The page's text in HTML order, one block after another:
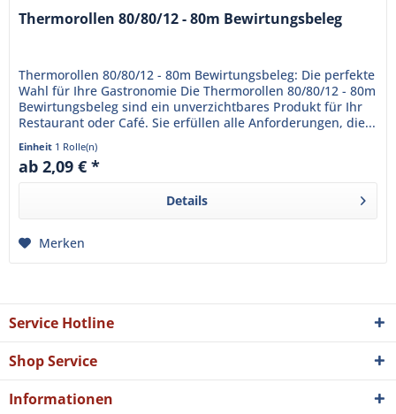
Thermorollen 80/80/12 - 80m Bewirtungsbeleg
Thermorollen 80/80/12 - 80m Bewirtungsbeleg: Die perfekte
Wahl für Ihre Gastronomie Die Thermorollen 80/80/12 - 80m
Bewirtungsbeleg sind ein unverzichtbares Produkt für Ihr
Restaurant oder Café. Sie erfüllen alle Anforderungen, die...
Einheit 1 Rolle(n)
ab 2,09 € *
Details
Merken
Service Hotline
Shop Service
Informationen